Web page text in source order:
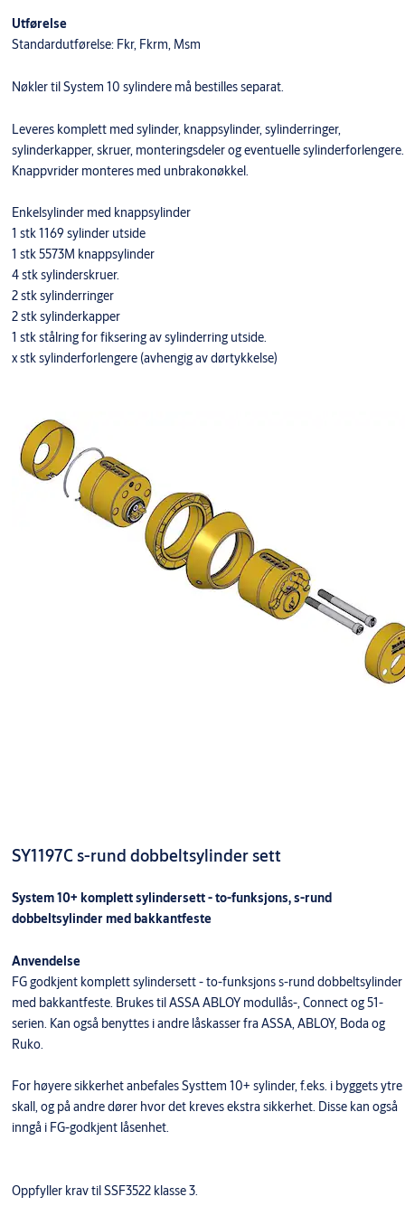
Utførelse
Standardutførelse: Fkr, Fkrm, Msm
Nøkler til System 10 sylindere må bestilles separat.
Leveres komplett med sylinder, knappsylinder, sylinderringer,
sylinderkapper, skruer, monteringsdeler og eventuelle sylinderforlengere.
Knappvrider monteres med unbrakonøkkel.
Enkelsylinder med knappsylinder
1 stk 1169 sylinder utside
1 stk 5573M knappsylinder
4 stk sylinderskruer.
2 stk sylinderringer
2 stk sylinderkapper
1 stk stålring for fiksering av sylinderring utside.
x stk sylinderforlengere (avhengig av dørtykkelse)
SY1197C s-rund dobbeltsylinder sett
System 10+ komplett sylindersett - to-funksjons, s-rund
dobbeltsylinder med bakkantfeste
Anvendelse
FG godkjent komplett sylindersett - to-funksjons s-rund dobbeltsylinder
med bakkantfeste. Brukes til ASSA ABLOY modullås-, Connect og 51-
serien. Kan også benyttes i andre låskasser fra ASSA, ABLOY, Boda og
Ruko.
For høyere sikkerhet anbefales Systtem 10+ sylinder, f.eks. i byggets ytre
skall, og på andre dører hvor det kreves ekstra sikkerhet. Disse kan også
inngå i FG-godkjent låsenhet.
Oppfyller krav til SSF3522 klasse 3.